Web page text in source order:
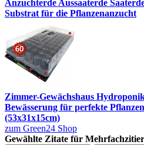
Anzuchterde Aussaaterde
Substrat für die Pflanzenanzucht
Zimmer-Gewächshaus
Bewässerung für perfekte
(53x31x15cm)
zum Green24 Shop
Gewählte Zitate für